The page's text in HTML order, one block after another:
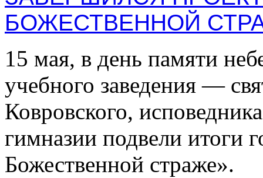
15 мая, в день памяти
учебного заведения —
Ковровского,
гимназии подвели итоги
Божественной страже».